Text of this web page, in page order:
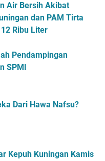
Air Bersih Akibat
dan PAM Tirta
Ribu Liter
Pendampingan
SPMI
Dari Hawa Nafsu?
Kepuh Kuningan Kamis